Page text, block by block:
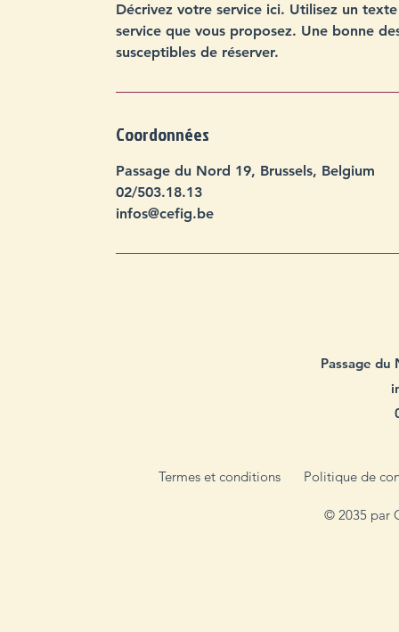
n
é
Décrivez votre service ici. Utilisez un
service que vous proposez. Une bonne
susceptibles de réserver.
Coordonnées
Passage du Nord 19, Brussels, Belgium
02/503.18.13
infos@cefig.be
Passage du
Termes et conditions Politique de
© 2035 par